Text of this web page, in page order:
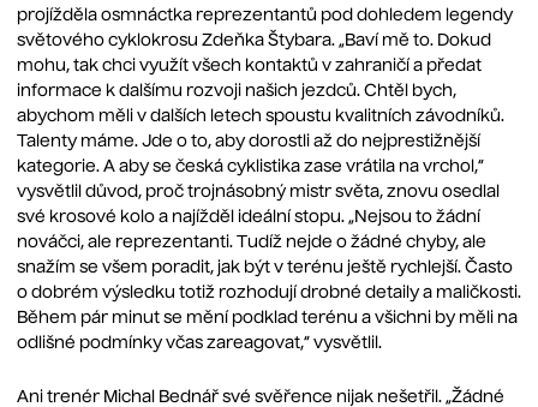
projížděla osmnáctka reprezentantů pod dohledem legendy
světového cyklokrosu Zdeňka Štybara. „Baví mě to. Dokud
mohu, tak chci využít všech kontaktů v zahraničí a předat
informace k dalšímu rozvoji našich jezdců. Chtěl bych,
abychom měli v dalších letech spoustu kvalitních závodníků.
Talenty máme. Jde o to, aby dorostli až do nejprestižnější
kategorie. A aby se česká cyklistika zase vrátila na vrchol,“
vysvětlil důvod, proč trojnásobný mistr světa, znovu osedlal
své krosové kolo a najížděl ideální stopu. „Nejsou to žádní
nováčci, ale reprezentanti. Tudíž nejde o žádné chyby, ale
snažím se všem poradit, jak být v terénu ještě rychlejší. Často
o dobrém výsledku totiž rozhodují drobné detaily a maličkosti.
Během pár minut se mění podklad terénu a všichni by měli na
odlišné podmínky včas zareagovat,“ vysvětlil.
Ani trenér Michal Bednář své svěřence nijak nešetřil. „Žádné